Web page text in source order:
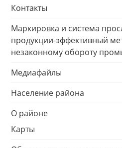
Контакты
Маркировка и система
продукции-эффективный
незаконному обороту
Медиафайлы
Население района
О районе
Карты